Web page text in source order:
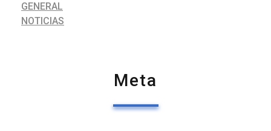
GENERAL
NOTICIAS
Meta